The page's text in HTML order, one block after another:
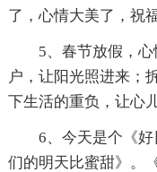
了，心情大美了，祝
5、春节放假，
户，让阳光照进来；
下生活的重负，让心
6、今天是个《
们的明天比蜜甜》。